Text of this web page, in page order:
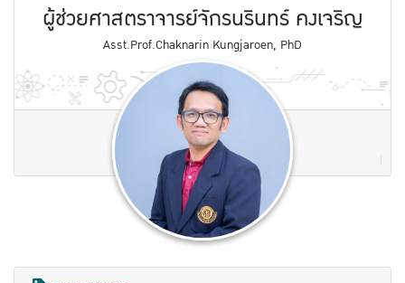
ผู้ช่วยศาสตราจารย์จักรนรินทร์ คงเจริญ
Asst.Prof.Chaknarin Kungjaroen, PhD